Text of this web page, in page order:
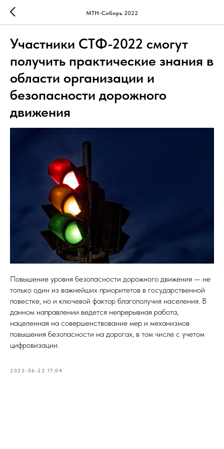
МТН-Сибирь 2022
Участники СТФ-2022 смогут
получить практические знания в
области организации и
безопасности дорожного
движения
Повышение уровня безопасности дорожного движения — не
только один из важнейших приоритетов в государственной
повестке, но и ключевой фактор благополучия населения. В
данном направлении ведется непрерывная работа,
нацеленная на совершенствование мер и механизмов
повышения безопасности на дорогах, в том числе с учетом
цифровизации.
2022-06-22 17:04